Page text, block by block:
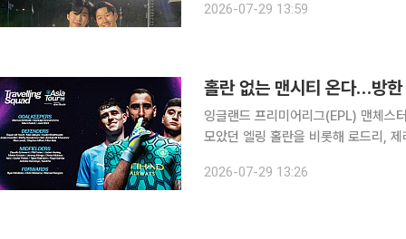
직접 관람한 경험을 묻자 “쏘니가 있
2026-07-29 13:59
홀란 없는 맨시티 온다…방한
잉글랜드 프리미어리그(EPL) 맨체스
모았던 엘링 홀란을 비롯해 로드리, 제레미
2026-07-29 13:26